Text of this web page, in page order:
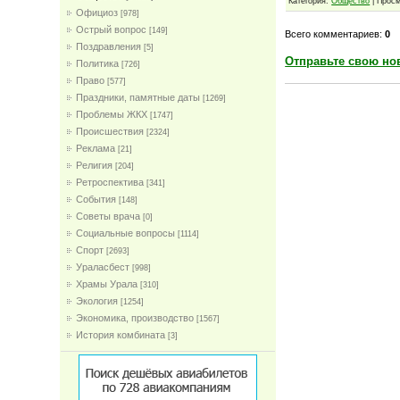
Официоз [978]
Острый вопрос [149]
Поздравления [5]
Политика [726]
Право [577]
Праздники, памятные даты [1269]
Проблемы ЖКХ [1747]
Проиcшествия [2324]
Реклама [21]
Религия [204]
Ретроспектива [341]
События [148]
Советы врача [0]
Социальные вопросы [1114]
Спорт [2693]
Ураласбест [998]
Храмы Урала [310]
Экология [1254]
Экономика, производство [1567]
История комбината [3]
Всего комментариев:0
Отправьте свою